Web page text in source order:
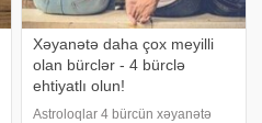
Xəyanətə daha çox meyilli
olan bürclər - 4 bürclə
ehtiyatlı olun!
Astroloqlar 4 bürcün xəyanətə